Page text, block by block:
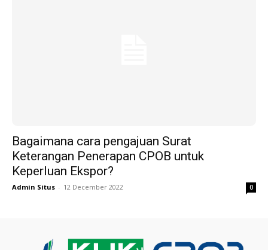
Bagaimana cara pengajuan Surat
Keterangan Penerapan CPOB untuk
Keperluan Ekspor?
Admin Situs - 12 December 2022 0